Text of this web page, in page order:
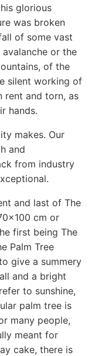
glorious
was broken
of some vast
or the
of the
silent working of
rent and torn, as
hands.
makes. Our
and
from industry
and last of The
cm or
first being The
Palm Tree
give a summery
and a bright
to sunshine,
palm tree is
many people,
meant for
cake, there is